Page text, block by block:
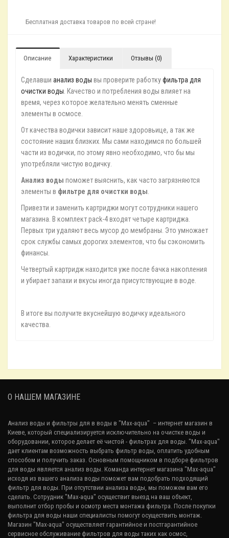
Бесплатная доставка товаров по всей стране!
Описание Характеристики Отзывы (0)
Сделавши анализ воды вы проверите работкуфильтра для
очистки воды . Качество и потребления воды влияет на
время, через которое желательно менять сменные
элементы в осмосе.
От качества водички зависит наше здоровьице, а так же
состояние наших близких. Мы сами находимся по большей
части из водички, по этому явно необходимо, что бы мы
употребляли чистую водичку.
Анализ воды поможет выяснить, как часто загрязняются
элементы в фильтре для очистки воды
Привезти и заменить картриджи могут сотрудники нашего
магазина. В комплект pack-4 входят четыре картриджа.
Первых три удаляют весь мусор до мембраны. Это умножает
срок службы самых дорогих элементов, что бы сэкономить
финансы.
Четвертый картридж находится уже после бачка накопления
и убирает запахи и вкусы иногда присутствующие в воде.
В итоге вы получите вкуснейшую водичку идеального
качества.
О НАШЕМ МАГАЗИНЕ
Анализ воды и фильтры для в воды в "Max-aqua" – интернет магазин в
Киеве, который специализируется исключительно на очистке воды и
оборудовании, которое делает её чистой - фильтрах для воды. "Max-aqua"
дает клиентам возможность выбрать фильтр воды, оплатить удобным
способом и получить заказ. Основным помощником в подборе фильтров
для воды является анализ воды. Команда интернет магазина "Max-aqua"
исходя из вашего анализа воды поможет вам подобрать подходящий
фильтр для воды. При отсутствии анализа воды, мы поможем вам его
сделать. Сотрудник "Max-aqua" осуществит выезд на ваш объект,
выполнит отбор пробы и осмотр места монтажа фильтра. После покупки
фильтра для воды наши специалисты помогут осуществить монтаж.
Магазин "Max-aqua" осуществляет гарантийное и постгарантийное
сервисное обслуживание фильтров для воды таких как осмос,